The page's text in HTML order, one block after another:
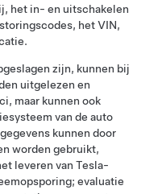
het in- en uitschakelen
het VIN,
zijn, kunnen bij
uitgelezen en
maar kunnen ook
van de auto
kunnen door
worden gebruikt,
leveren van Tesla-
evaluatie